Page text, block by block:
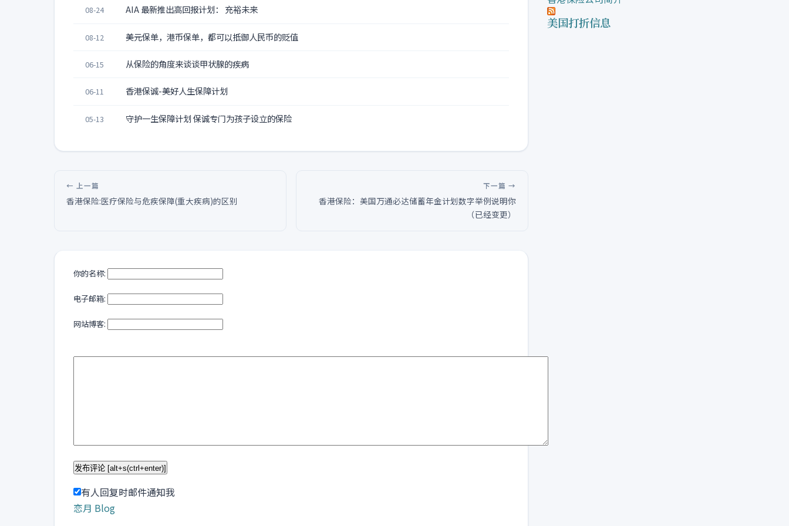
08-24 AIA 最新推出高回报计划： 充裕未来
08-12 美元保单，港币保单，都可以抵御人民币的贬值
06-15 从保险的角度来谈谈甲状腺的疾病
06-11 香港保诚-美好人生保障计划
05-13 守护一生保障计划 保诚专门为孩子设立的保险
← 上一篇
香港保险:医疗保险与危疾保障(重大疾病)的区别
下一篇 →
香港保险：美国万通必达储蓄年金计划数字举例说明你
（已经变更）
你的名称:
电子邮箱:
网站博客:
有人回复时邮件通知我
恋月 Blog
美国打折信息